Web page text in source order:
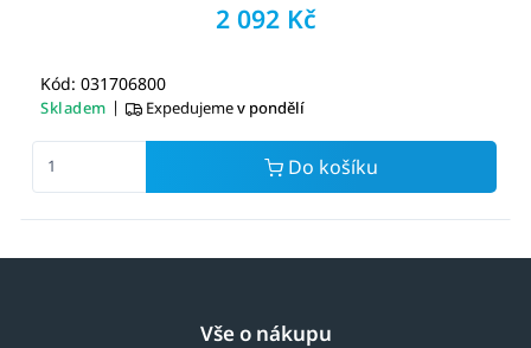
2 092 Kč
Kód: 031706800
Skladem | Expedujemev pondělí
Do košíku
Vše o nákupu